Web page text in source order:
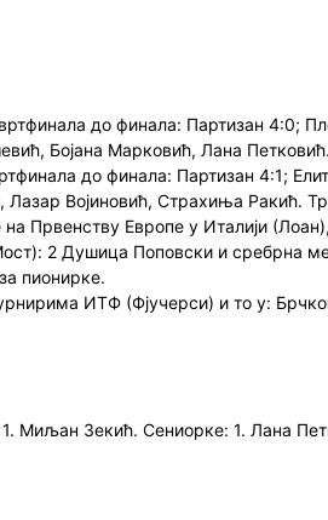
до финала: Партизан 4:0;
Бојана Марковић, Лана
до финала: Партизан 4:1;
Војиновић, Страхиња Ракић.
Првенству Европе у Италији
2 Душица Поповски и
пионирке.
ИТФ (Фјучерси) и то у:
Миљан Зекић. Сениорке: 1. Лана